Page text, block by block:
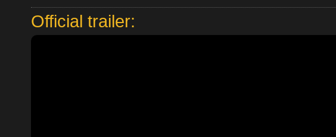
Official trailer: